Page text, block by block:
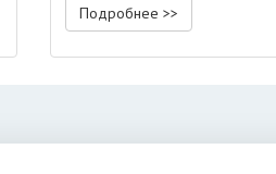
Подробнее >>